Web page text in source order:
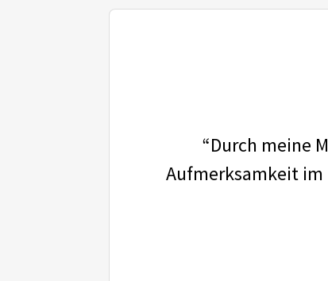
“Durch meine
Aufmerksamkeit im